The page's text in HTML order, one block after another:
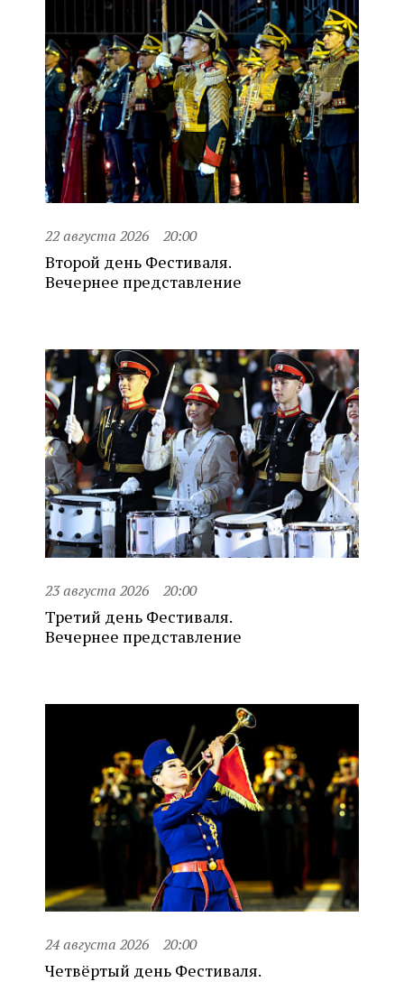
22 августа 2026 20:00
Второй день Фестиваля.
Вечернее представление
23 августа 2026 20:00
Третий день Фестиваля.
Вечернее представление
24 августа 2026 20:00
Четвёртый день Фестиваля.